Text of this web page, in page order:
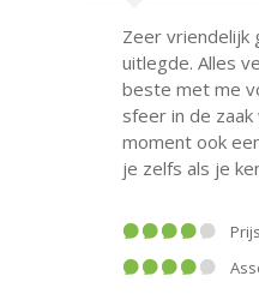
Zeer vriendelijk
uitlegde. Alles
beste met me
sfeer in de
moment ook
je zelfs als je